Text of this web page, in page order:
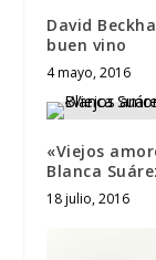
David
buen vino
4 mayo, 2016
«Viejos
Blanca
18 julio, 2016